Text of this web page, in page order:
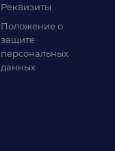
Реквизиты
Положение о
защите
персональных
данных